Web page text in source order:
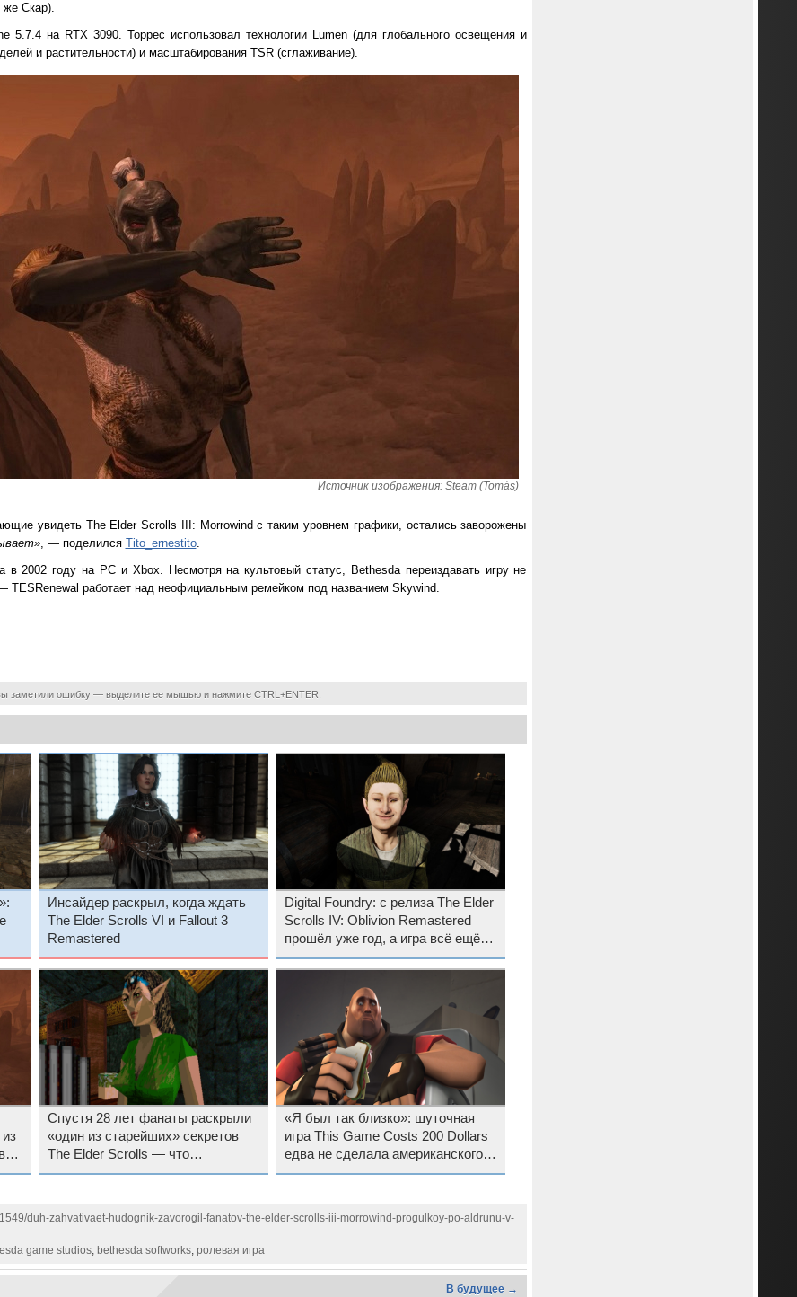
же Скар).
5.7.4 на RTX 3090. Торрес использовал технологии Lumen (для глобального освещения и
и растительности) и масштабирования TSR (сглаживание).
Источник изображения: Steam (Tomás)
увидеть The Elder Scrolls III: Morrowind с таким уровнем графики, остались заворожены
, — поделился Tito_ernestito.
2002 году на PC и Xbox. Несмотря на культовый статус, Bethesda переиздавать игру не
работает над неофициальным ремейком под названием Skywind.
заметили ошибку — выделите ее мышью и нажмите CTRL+ENTER.
Инсайдер раскрыл, когда ждать
The Elder Scrolls VI и Fallout 3
Remastered
Digital Foundry: с релиза The Elder
Scrolls IV: Oblivion Remastered
прошёл уже год, а игра всё ещё
сломана
Спустя 28 лет фанаты раскрыли
«один из старейших» секретов
The Elder Scrolls — что
скрывается под женскими
«Я был так близко»: шуточная
игра This Game Costs 200 Dollars
едва не сделала американского
подростка миллионером
duh-zahvativaet-hudognik-zavorogil-fanatov-the-elder-scrolls-iii-morrowind-progulkoy-po-aldrunu-v-
game studios, bethesda softworks, ролевая игра
В будущее →